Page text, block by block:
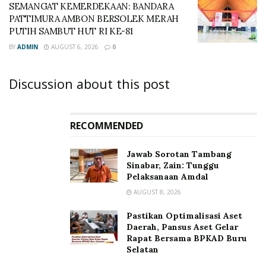
SEMANGAT KEMERDEKAAN: BANDARA
PATTIMURA AMBON BERSOLEK MERAH
PUTIH SAMBUT HUT RI KE-81
BY ADMIN AUGUST 6, 2026 0
Discussion about this post
RECOMMENDED
Jawab Sorotan Tambang
Sinabar, Zain: Tunggu
Pelaksanaan Amdal
AUGUST 8, 2026
Pastikan Optimalisasi Aset
Daerah, Pansus Aset Gelar
Rapat Bersama BPKAD Buru
Selatan